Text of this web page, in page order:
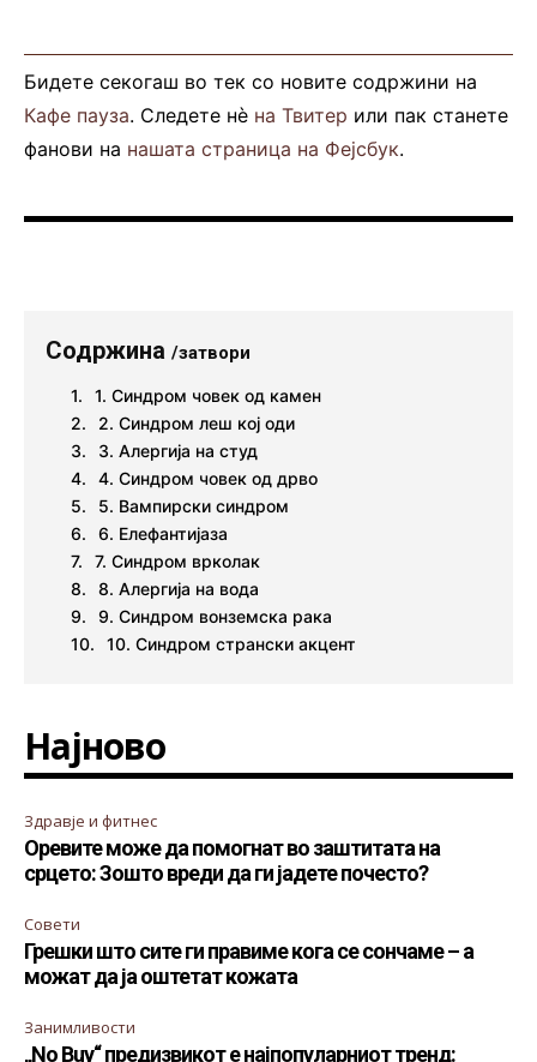
Бидете секогаш во тек со новите содржини на
Кафе пауза. Следете нè на Твитер или пак станете
фанови на нашата страница на Фејсбук.
Содржина /затвори
1. Синдром човек од камен
2. Синдром леш кој оди
3. Алергија на студ
4. Синдром човек од дрво
5. Вампирски синдром
6. Елефантијаза
7. Синдром врколак
8. Алергија на вода
9. Синдром вонземска рака
10. Синдром странски акцент
Најново
Здравје и фитнес
Оревите може да помогнат во заштитата на
срцето: Зошто вреди да ги јадете почесто?
Совети
Грешки што сите ги правиме кога се сончаме – а
можат да ја оштетат кожата
Занимливости
„No Buy“ предизвикот е најпопуларниот тренд: